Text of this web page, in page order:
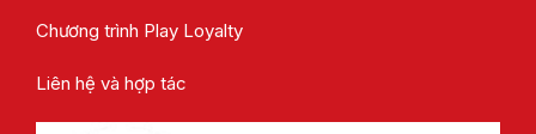
Chương trình Play Loyalty
Liên hệ và hợp tác